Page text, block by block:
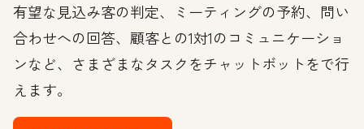
有望な見込み客の判定、ミーティングの予約、問い
合わせへの回答、顧客との1対1のコミュニケーショ
ンなど、さまざまなタスクをチャットボットをで行
えます。